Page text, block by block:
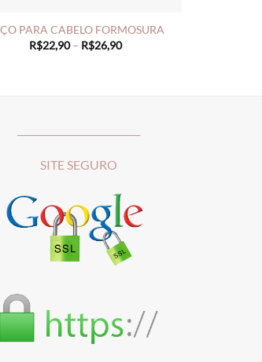
PARA CABELO FORMOSURA
R$22,90 – R$26,90Price
SITE SEGURO